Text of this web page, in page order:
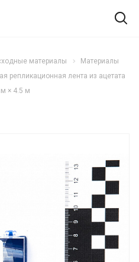
материалы
Материалы
репликационная лента из ацетата
× 4.5 м